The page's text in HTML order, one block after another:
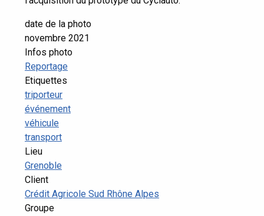
date de la photo
novembre 2021
Infos photo
Reportage
Etiquettes
triporteur
événement
véhicule
transport
Lieu
Grenoble
Client
Crédit Agricole Sud Rhône Alpes
Groupe